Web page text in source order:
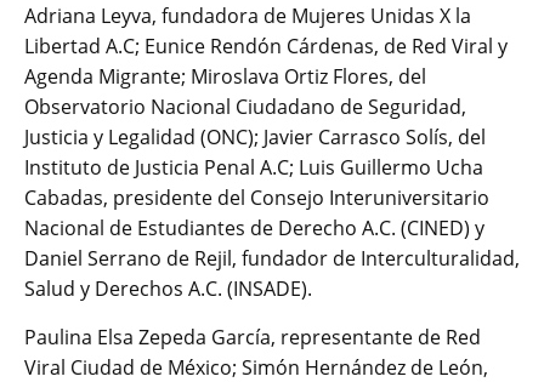
Adriana Leyva, fundadora de Mujeres Unidas X la
Libertad A.C; Eunice Rendón Cárdenas, de Red Viral y
Agenda Migrante; Miroslava Ortiz Flores, del
Observatorio Nacional Ciudadano de Seguridad,
Justicia y Legalidad (ONC); Javier Carrasco Solís, del
Instituto de Justicia Penal A.C; Luis Guillermo Ucha
Cabadas, presidente del Consejo Interuniversitario
Nacional de Estudiantes de Derecho A.C. (CINED) y
Daniel Serrano de Rejil, fundador de Interculturalidad,
Salud y Derechos A.C. (INSADE).
Paulina Elsa Zepeda García, representante de Red
Viral Ciudad de México; Simón Hernández de León,